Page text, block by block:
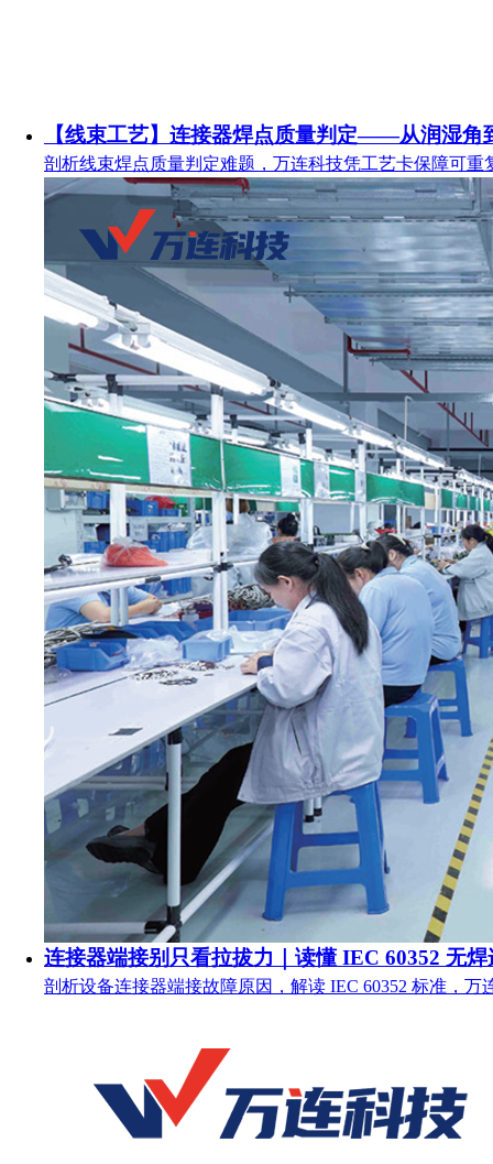
【线束工艺】连接器焊点质量判定——从润湿角
剖析线束焊点质量判定难题，万连科技凭工艺卡保障可重
连接器端接别只看拉拔力｜读懂 IEC 60352 无
剖析设备连接器端接故障原因，解读 IEC 60352 标准，